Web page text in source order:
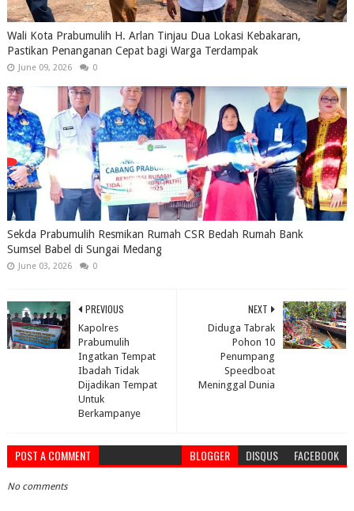
Wali Kota Prabumulih H. Arlan Tinjau Dua Lokasi Kebakaran,
Pastikan Penanganan Cepat bagi Warga Terdampak
June 09, 2026 0
Sekda Prabumulih Resmikan Rumah CSR Bedah Rumah Bank
Sumsel Babel di Sungai Medang
June 03, 2026 0
NEXT
Diduga Tabrak
Pohon 10
Penumpang
Speedboat
Meninggal Dunia
PREVIOUS
Kapolres
Prabumulih
Ingatkan Tempat
Ibadah Tidak
Dijadikan Tempat
Untuk
Berkampanye
POST A COMMENT BLOGGER DISQUS FACEBOOK
No comments